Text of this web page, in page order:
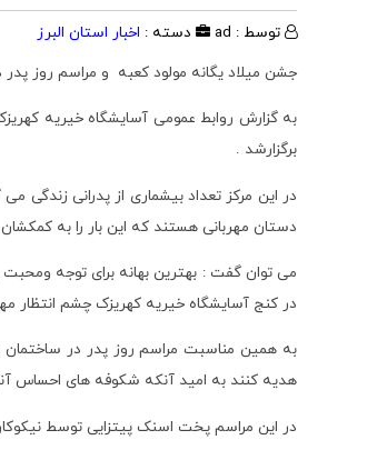
توسط : ad دسته : اخبار استان البرز
جشن میلاد یگانه مولود کعبه و مراسم روز پدر
به گزارش روابط عمومی آسایشگاه خیریه
برگزارشد .
در این مرکز تعداد بیشماری از پدرانی
دستان مهربانی هستند که این بار را به کمکشان
می توان گفت : بهترین بهانه برای توجه ومحبت
در کنج آسایشگاه خیریه کهریزک چشم انتظار
به همین مناسبت مراسم روز پدر در ساختمان
هدیه کنند به امید آنکه شکوفه های احساس
در این مراسم پخت اسنک پیتزایی توسط